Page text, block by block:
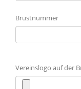
Brustnummer
Vereinslogo auf der